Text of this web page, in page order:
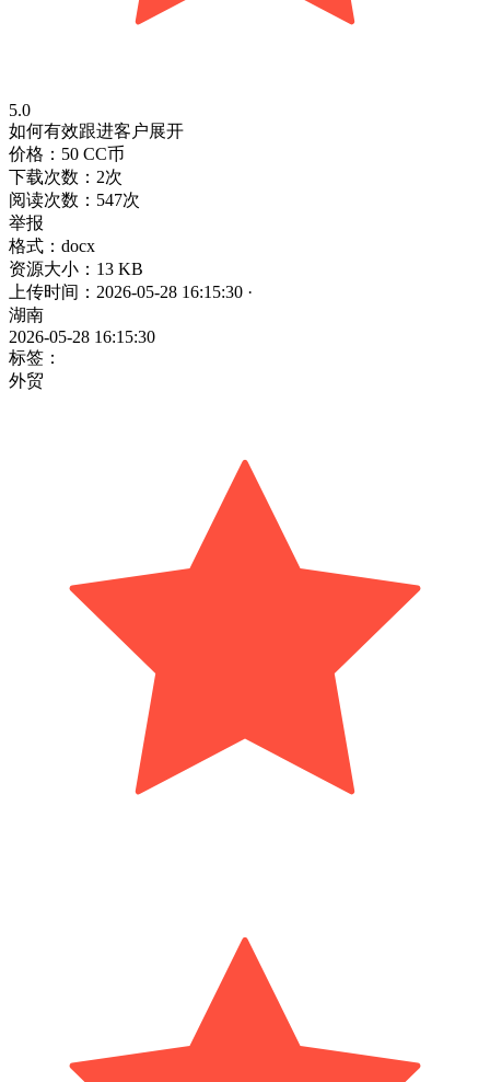
5.0
如何有效跟进客户展开
价格：50 CC币
下载次数：2次
阅读次数：547次
举报
格式：docx
资源大小：13 KB
上传时间：2026-05-28 16:15:30 ·
湖南
2026-05-28 16:15:30
标签：
外贸